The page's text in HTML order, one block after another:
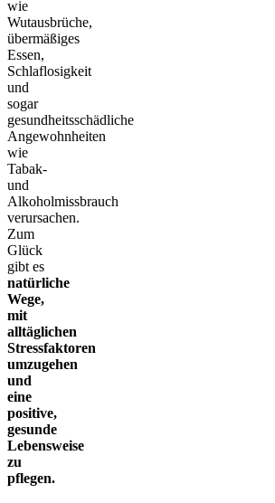
wie
Wutausbrüche,
übermäßiges
Essen,
Schlaflosigkeit
und
sogar
gesundheitsschädliche
Angewohnheiten
wie
Tabak-
und
Alkoholmissbrauch
verursachen.
Zum
Glück
gibt es
natürliche
Wege,
mit
alltäglichen
Stressfaktoren
umzugehen
und
eine
positive,
gesunde
Lebensweise
zu
pflegen.